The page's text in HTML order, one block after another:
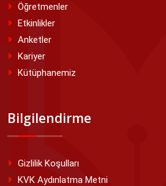
Öğretmenler
Etkinlikler
Anketler
Kariyer
Kütüphanemiz
Bilgilendirme
Gizlilik Koşulları
KVK Aydınlatma Metni